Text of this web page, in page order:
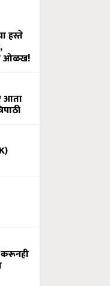
हस्ते
ओळख!
आता